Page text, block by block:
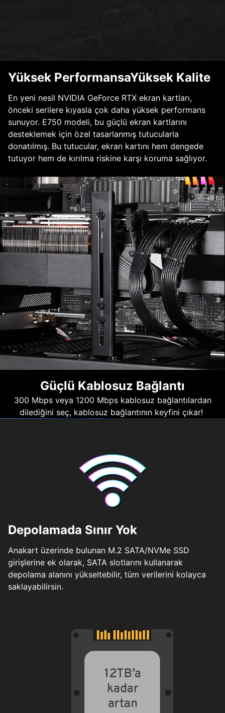
Yüksek PerformansaYüksek Kalite
En yeni nesil NVIDIA GeForce RTX ekran kartları,
önceki serilere kıyasla çok daha yüksek performans
sunuyor. E750 modeli, bu güçlü ekran kartlarını
desteklemek için özel tasarlanmış tutucularla
donatılmış. Bu tutucular, ekran kartını hem dengede
tutuyor hem de kırılma riskine karşı koruma sağlıyor.
Güçlü Kablosuz Bağlantı
300 Mbps veya 1200 Mbps kablosuz bağlantılardan
dilediğini seç, kablosuz bağlantının keyfini çıkar!
Depolamada Sınır Yok
Anakart üzerinde bulunan M.2 SATA/NVMe SSD
girişlerine ek olarak, SATA slotlarını kullanarak
depolama alanını yükseltebilir, tüm verilerini kolayca
saklayabilirsin.